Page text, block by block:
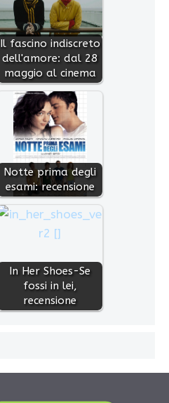
Il fascino indiscreto
dell'amore: dal 28
maggio al cinema
Notte prima degli
esami: recensione
In Her Shoes-Se
fossi in lei,
recensione